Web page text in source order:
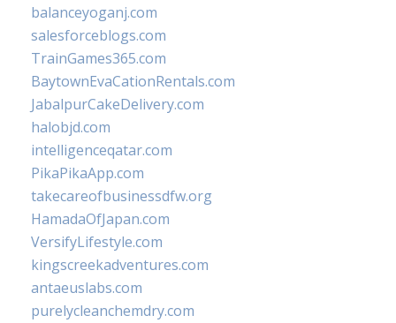
balanceyoganj.com
salesforceblogs.com
TrainGames365.com
BaytownEvaCationRentals.com
JabalpurCakeDelivery.com
halobjd.com
intelligenceqatar.com
PikaPikaApp.com
takecareofbusinessdfw.org
HamadaOfJapan.com
VersifyLifestyle.com
kingscreekadventures.com
antaeuslabs.com
purelycleanchemdry.com